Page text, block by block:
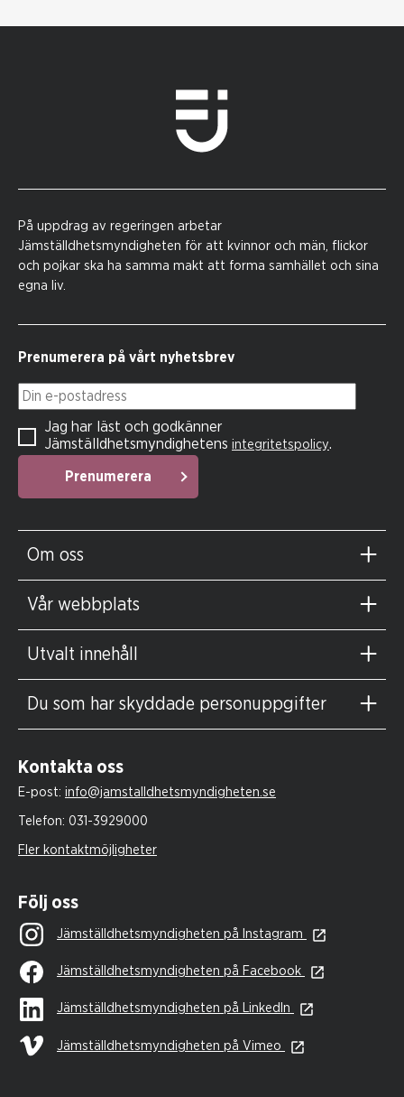
På uppdrag av regeringen arbetar
Jämställdhetsmyndigheten för att kvinnor och män, flickor
och pojkar ska ha samma makt att forma samhället och sina
egna liv.
Prenumerera på vårt nyhetsbrev
Din e-postadress
Prenumerera
Jag har läst och godkänner
Jämställdhetsmyndighetens integritetspolicy.
Om oss
Vår webbplats
Utvalt innehåll
Du som har skyddade personuppgifter
Kontakta oss
E-post: info@jamstalldhetsmyndigheten.se
Telefon: 031-3929000
Fler kontaktmöjligheter
Följ oss
Jämställdhetsmyndigheten på Instagram
Jämställdhetsmyndigheten på Facebook
Jämställdhetsmyndigheten på LinkedIn
Jämställdhetsmyndigheten på Vimeo